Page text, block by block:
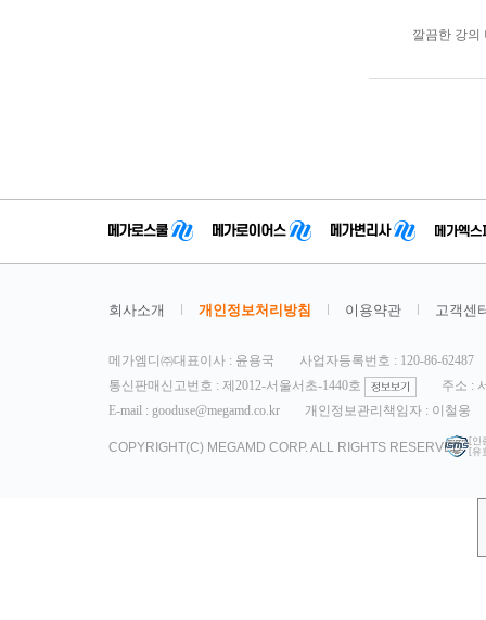
깔끔한 강의
회사소개 개인정보처리방침 이용약관 고객센
메가엠디㈜대표이사 : 윤용국
사업자등록번호 : 120-86-62487
통신판매신고번호 : 제2012-서울서초-1440호
주소 :
E-mail : gooduse@megamd.co.kr
개인정보관리책임자 : 이철웅
COPYRIGHT(C) MEGAMD CORP. ALL RIGHTS RESERVED. [인
[유